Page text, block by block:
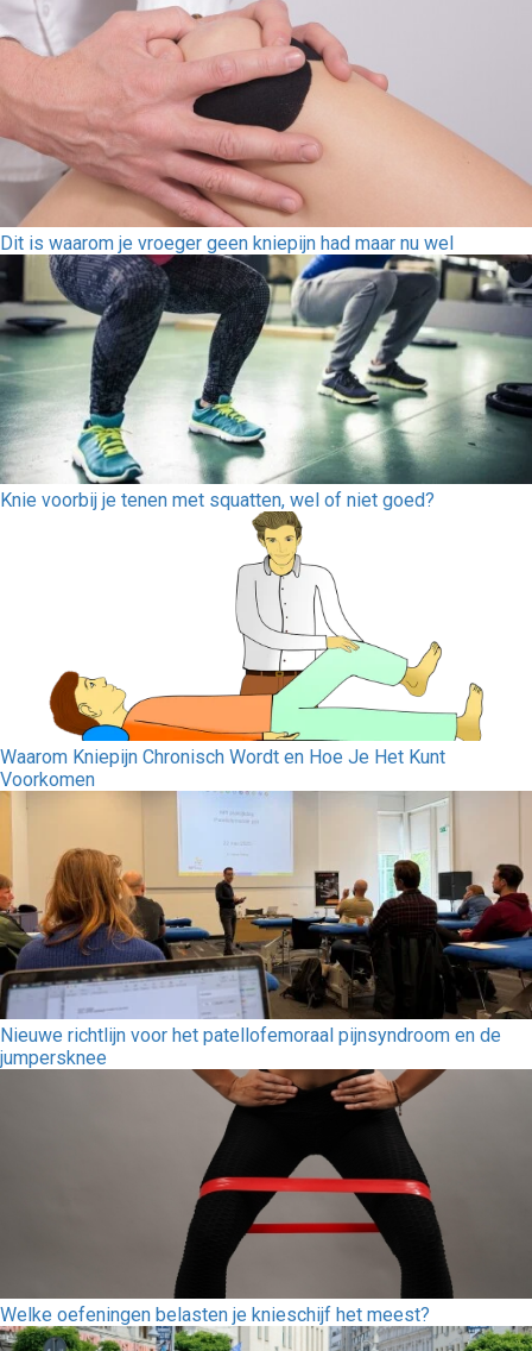
Dit is waarom je vroeger geen kniepijn had maar nu wel
Knie voorbij je tenen met squatten, wel of niet goed?
Waarom Kniepijn Chronisch Wordt en Hoe Je Het Kunt
Voorkomen
Nieuwe richtlijn voor het patellofemoraal pijnsyndroom en de
jumpersknee
Welke oefeningen belasten je knieschijf het meest?